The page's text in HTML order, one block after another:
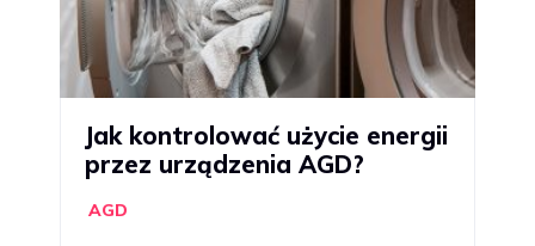
Jak kontrolować użycie energii
przez urządzenia AGD?
AGD